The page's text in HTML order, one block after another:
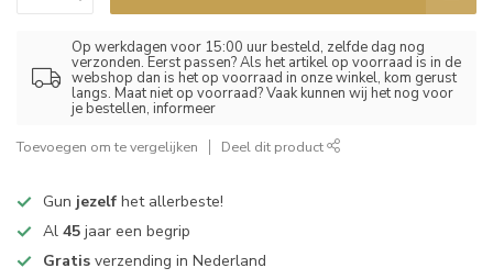
Op werkdagen voor 15:00 uur besteld, zelfde dag nog
verzonden. Eerst passen? Als het artikel op voorraad is in de
webshop dan is het op voorraad in onze winkel, kom gerust
langs. Maat niet op voorraad? Vaak kunnen wij het nog voor
je bestellen, informeer
Toevoegen om te vergelijken Deel dit product
Gun jezelf het allerbeste!
Al 45 jaar een begrip
Gratis verzending in Nederland